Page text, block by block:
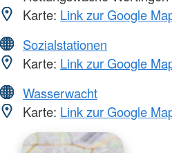
Karte: Link zur Google
Sozialstationen
Karte: Link zur Google
Wasserwacht
Karte: Link zur Google